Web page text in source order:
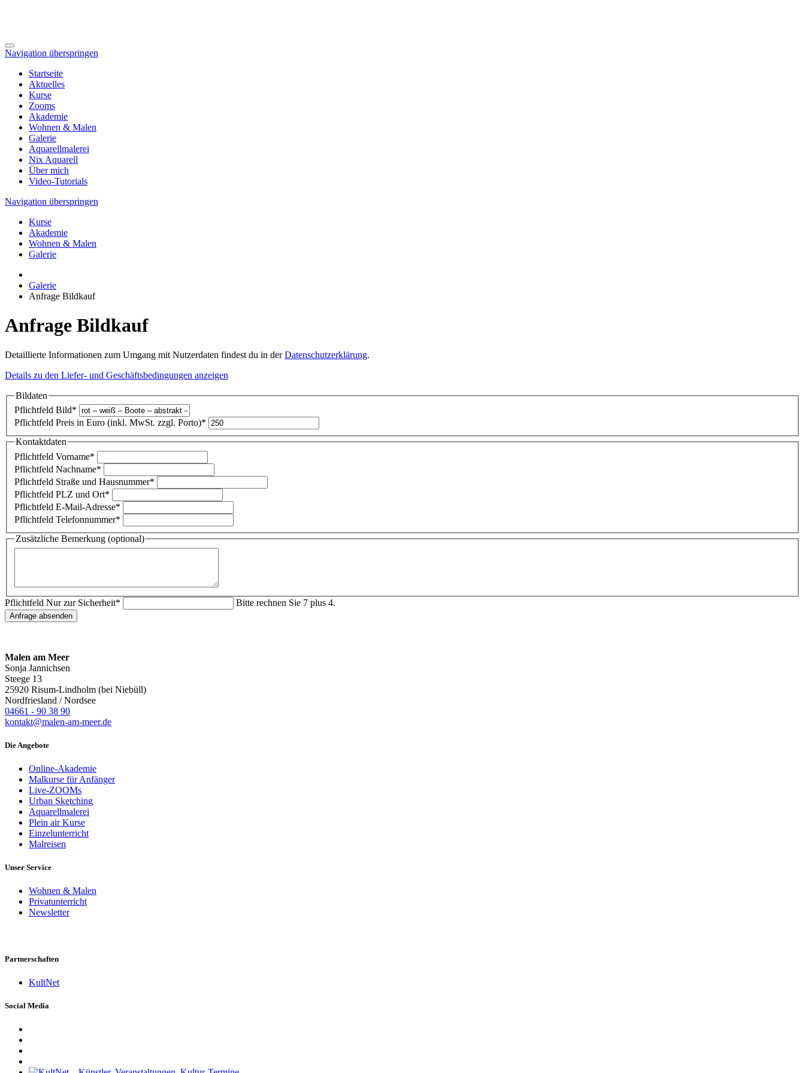
Navigation überspringen
Startseite
Aktuelles
Kurse
Zooms
Akademie
Wohnen & Malen
Galerie
Aquarellmalerei
Nix Aquarell
Über mich
Video-Tutorials
Navigation überspringen
Kurse
Akademie
Wohnen & Malen
Galerie
Galerie
Anfrage Bildkauf
Anfrage Bildkauf
Detaillierte Informationen zum Umgang mit Nutzerdaten findest du in derDatenschutzerklärung.
Details zu den Liefer- und Geschäftsbedingungen anzeigen
Bildaten
Pflichtfeld Bild*
Pflichtfeld Preis in Euro (inkl. MwSt. zzgl. Porto)*
Kontaktdaten
Pflichtfeld Vorname*
Pflichtfeld Nachname*
Pflichtfeld Straße und Hausnummer*
Pflichtfeld PLZ und Ort*
Pflichtfeld E-Mail-Adresse*
Pflichtfeld Telefonnummer*
Zusätzliche Bemerkung (optional)
Pflichtfeld Nur zur Sicherheit* Bitte rechnen Sie 7 plus 4.
Anfrage absenden
Malen am Meer
Sonja Jannichsen
Steege 13
25920 Risum-Lindholm (bei Niebüll)
Nordfriesland / Nordsee
04661 - 90 38 90
kontakt@malen-am-meer.de
Die Angebote
Online-Akademie
Malkurse für Anfänger
Live-ZOOMs
Urban Sketching
Aquarellmalerei
Plein air Kurse
Einzelunterricht
Malreisen
Unser Service
Wohnen & Malen
Privatunterricht
Newsletter
Partnerschaften
KultNet
Social Media